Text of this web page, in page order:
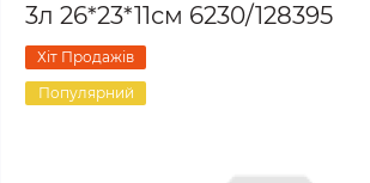
3л 26*23*11см 6230/128395
Хіт Продажів
Популярний